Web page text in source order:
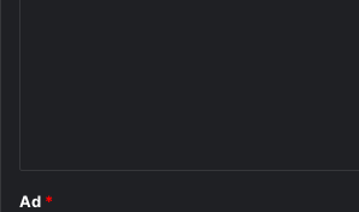
Ad *